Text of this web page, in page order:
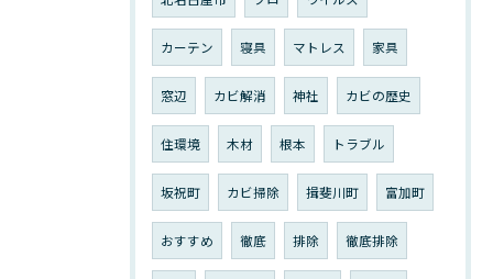
カーテン 寝具 マトレス 家具
窓辺 カビ解消 神社 カビの歴史
住環境 木材 根本 トラブル
坂祝町 カビ掃除 揖斐川町 富加町
おすすめ 徹底 排除 徹底排除